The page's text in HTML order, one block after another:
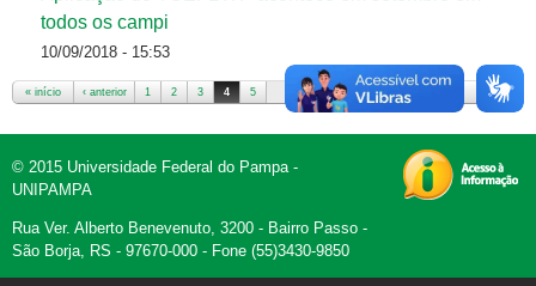
todos os campi
10/09/2018 - 15:53
« início ‹ anterior 1 2 3 4 5 próximo › fim »
© 2015 Universidade Federal do Pampa -
UNIPAMPA
Rua Ver. Alberto Benevenuto, 3200 - Bairro Passo -
São Borja, RS - 97670-000 - Fone (55)3430-9850